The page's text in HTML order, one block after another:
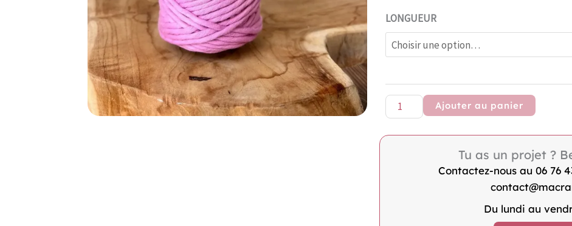
LONGUEUR
de
Coton
peigné
macramé
3mm
Rose
Violacé
Ajouter au panier
Tu as un projet ?
Contactez-nous au 06 76
Du lundi au